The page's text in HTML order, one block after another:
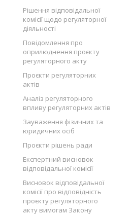
Рішення відповідальної
комісії щодо регуляторної
діяльності
Повідомлення про
оприлюднення проєкту
регуляторного акту
Проєкти регуляторних
актів
Аналіз регуляторного
впливу регуляторних актів
Зауваження фізичних та
юридичних осіб
Проєкти рішень ради
Експертний висновок
відповідальної комісії
Висновок відповідальної
комісії про відповідність
проєкту регуляторного
акту вимогам Закону